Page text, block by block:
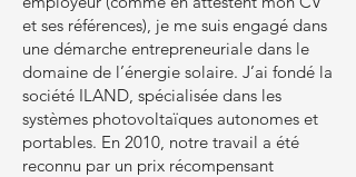
et ses références), je me suis engagé dans
une démarche entrepreneuriale dans le
domaine de l’énergie solaire. J’ai fondé la
société ILAND, spécialisée dans les
systèmes photovoltaïques autonomes et
portables. En 2010, notre travail a été
reconnu par un prix récompensant